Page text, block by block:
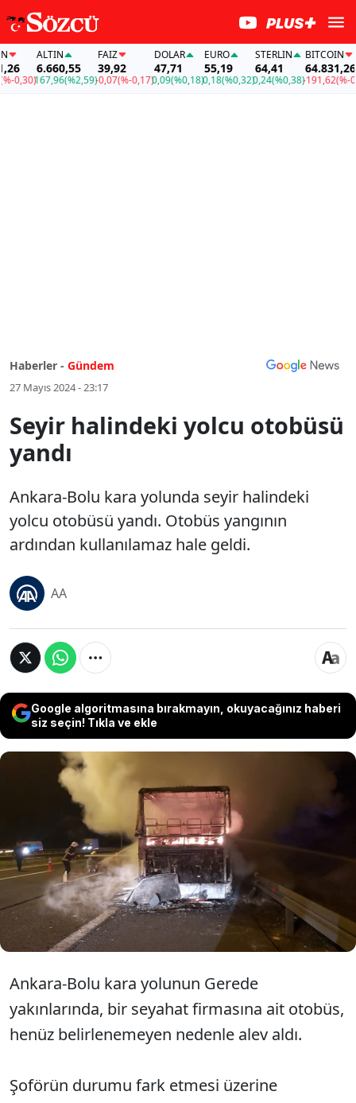
ALTIN
6.660,55
167,96(%2,59)
FAİZ
39,92
-0,07(%-0,17)
DOLAR
47,71
0,09(%0,18)
EURO
55,19
0,18(%0,32)
STERLIN
64,41
0,24(%0,38)
BITCOIN
64.831,26
-191,62(%-
Haberler - Gündem
27 Mayıs 2024 - 23:17
Seyir halindeki yolcu otobüsü
yandı
Ankara-Bolu kara yolunda seyir halindeki
yolcu otobüsü yandı. Otobüs yangının
ardından kullanılamaz hale geldi.
AA
Google algoritmasına bırakmayın, okuyacağınız haberi
siz seçin! Tıkla ve ekle
Ankara-Bolu kara yolunda seyir
halindeki yolcu otobüsü yandı. Otobüs
yangının ardından kullanılamaz hale
geldi.
Ankara-Bolu kara yolunun Gerede
yakınlarında, bir seyahat firmasına ait otobüs,
henüz belirlenemeyen nedenle alev aldı.
Şoförün durumu fark etmesi üzerine